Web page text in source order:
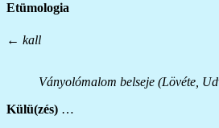
Etümologia
← kall
Ványolómalom belseje (Lövéte,
Külü(zés) …